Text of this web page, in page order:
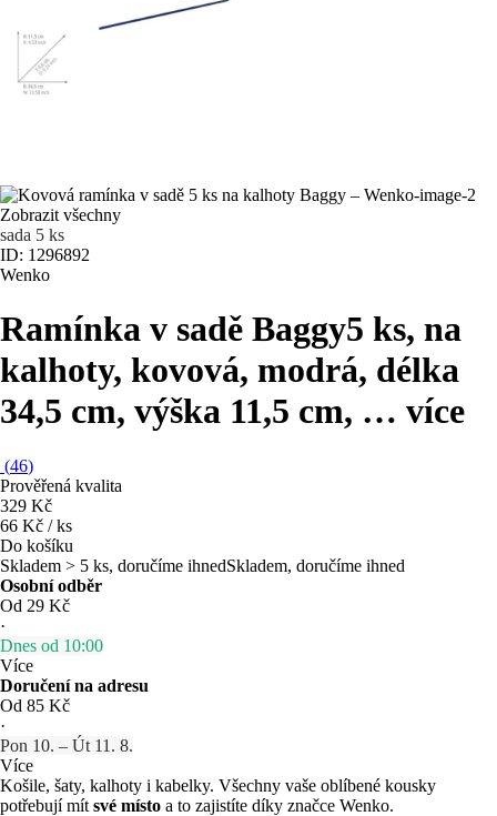
Zobrazit všechny
sada 5 ks
ID: 1296892
Wenko
Ramínka v sadě Baggy5 ks, na
kalhoty, kovová, modrá, délka
34,5 cm, výška 11,5 cm, … více
(46)
Prověřená kvalita
329 Kč
66 Kč / ks
Do košíku
Skladem > 5 ks, doručíme ihnedSkladem, doručíme ihned
Osobní odběr
Od 29 Kč
·
Dnes od 10:00
Více
Doručení na adresu
Od 85 Kč
·
Pon 10. – Út 11. 8.
Více
Košile, šaty, kalhoty i kabelky. Všechny vaše oblíbené kousky
potřebují mít své místo a to zajistíte díky značce Wenko.